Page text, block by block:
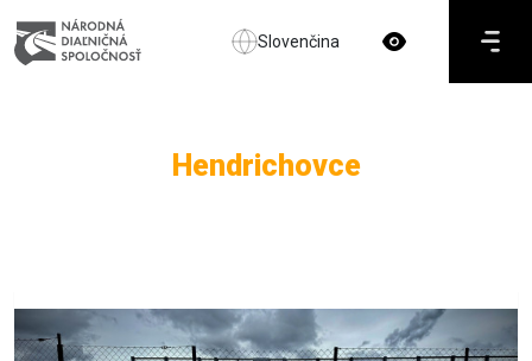
Slovenčina
Hendrichovce